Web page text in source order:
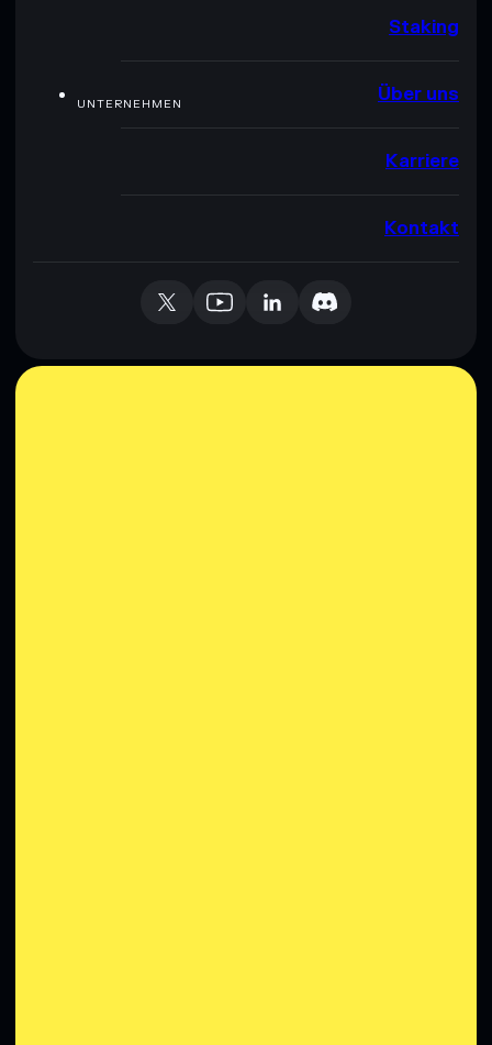
Staking
UNTERNEHMEN Über uns
Karriere
Kontakt